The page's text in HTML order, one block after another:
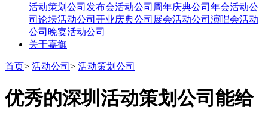
活动策划公司 发布会活动公司 周年庆典公司 年会活动公
司 论坛活动公司 开业庆典公司 展会活动公司 演唱会活动
公司 晚宴活动公司
关于嘉御
首页> 活动公司 > 活动策划公司
优秀的深圳活动策划公司能给